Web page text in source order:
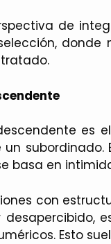
de
es
un
basa en
con
desapercibido,
Esto